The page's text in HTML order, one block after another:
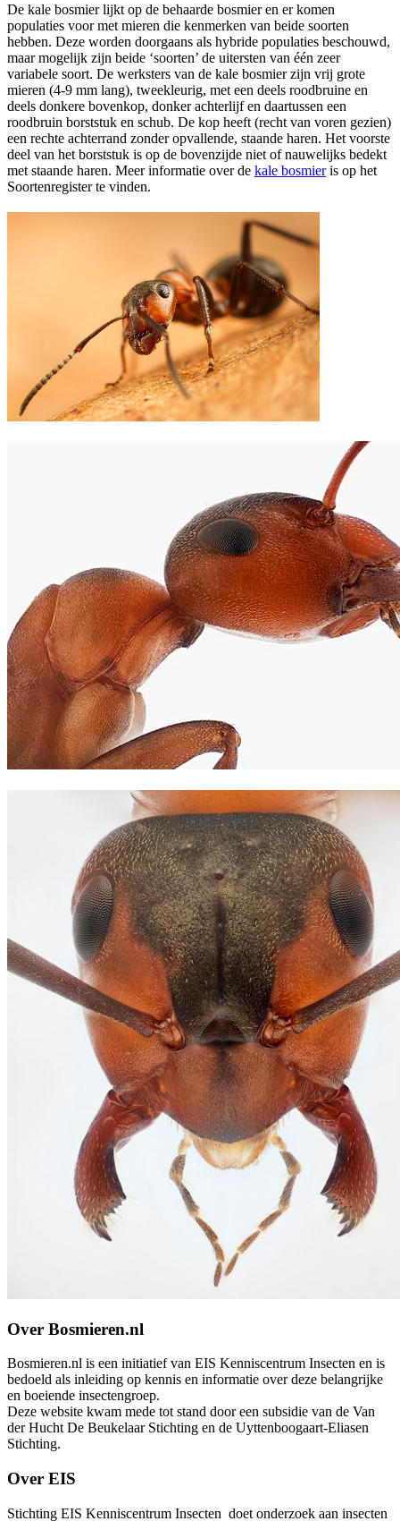
De kale bosmier lijkt op de behaarde bosmier en er komen
populaties voor met mieren die kenmerken van beide soorten
hebben. Deze worden doorgaans als hybride populaties beschouwd,
maar mogelijk zijn beide ‘soorten’ de uitersten van één zeer
variabele soort. De werksters van de kale bosmier zijn vrij grote
mieren (4-­9 mm lang), tweekleurig, met een deels roodbruine en
deels donkere bovenkop, donker achterlijf en daartussen een
roodbruin borststuk en schub. De kop heeft (recht van voren gezien)
een rechte achterrand zonder opvallende, staande haren. Het voorste
deel van het borststuk is op de bovenzijde niet of nauwelijks bedekt
met staande haren. Meer informatie over de kale bosmieris op het
Soortenregister te vinden.
Over Bosmieren.nl
Bosmieren.nl is een initiatief van EIS Kenniscentrum Insecten en is
bedoeld als inleiding op kennis en informatie over deze belangrijke
en boeiende insectengroep.
Deze website kwam mede tot stand door een subsidie van de Van
der Hucht De Beukelaar Stichting en de Uyttenboogaart-Eliasen
Stichting.
Over EIS
Stichting EIS Kenniscentrum Insecten doet onderzoek aan insecten